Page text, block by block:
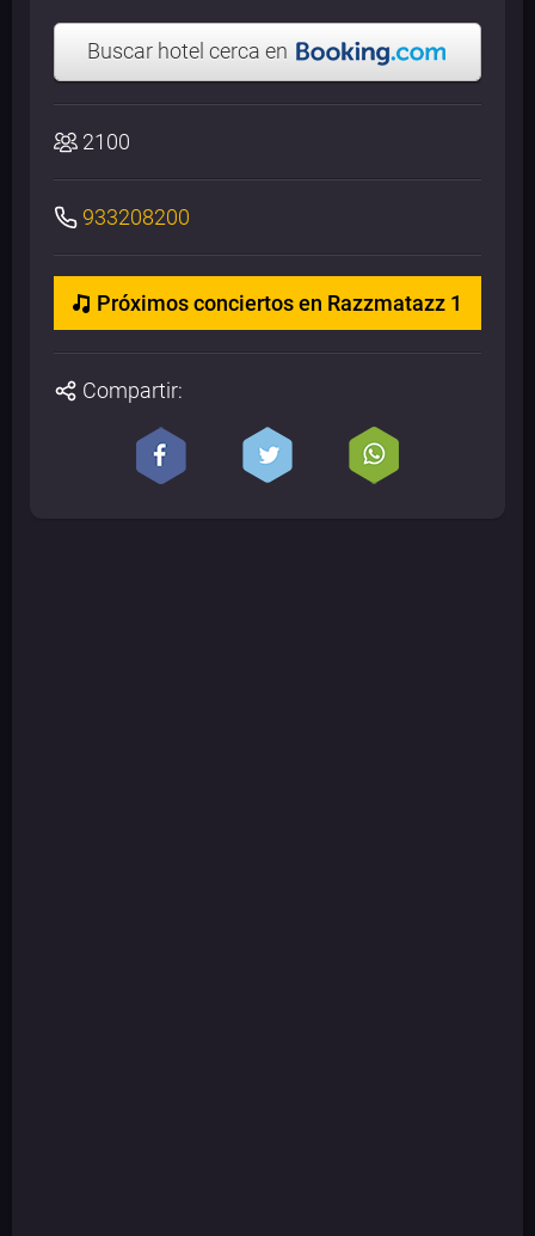
Buscar hotel cerca en
2100
933208200
Próximos conciertos en Razzmatazz 1
Compartir: